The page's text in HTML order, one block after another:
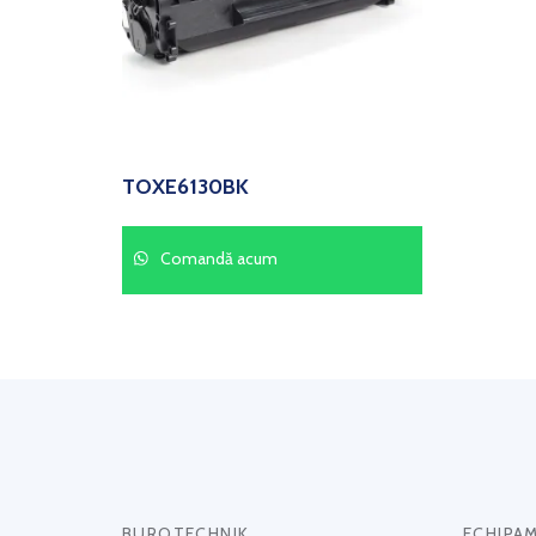
TOXE6130BK
Comandă acum